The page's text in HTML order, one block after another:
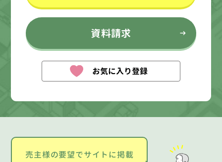
資料請求
お気に入り登録
売主様の要望でサイトに掲載